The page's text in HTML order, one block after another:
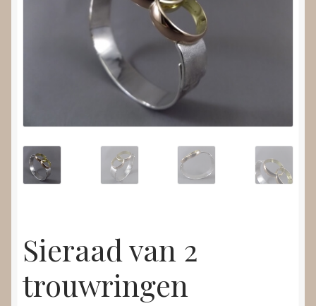
Sieraad van 2
trouwringen